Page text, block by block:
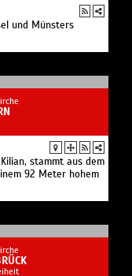
und Münsters
stammt aus dem
92 Meter hohem